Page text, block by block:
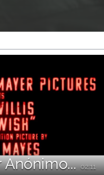
Anónimo...02:11